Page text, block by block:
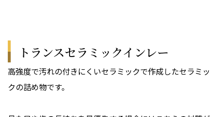
トランスセラミックインレー
高強度で汚れの付きにくいセラミックで作成したセラミッ
クの詰め物です。